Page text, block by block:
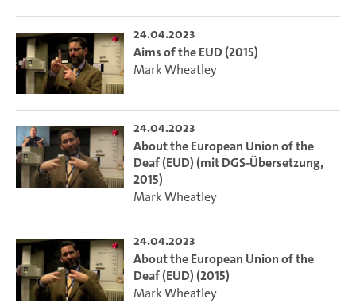
24.04.2023
Aims of the EUD (2015)
Mark Wheatley
24.04.2023
About the European Union of the
Deaf (EUD) (mit DGS-Übersetzung,
2015)
Mark Wheatley
24.04.2023
About the European Union of the
Deaf (EUD) (2015)
Mark Wheatley